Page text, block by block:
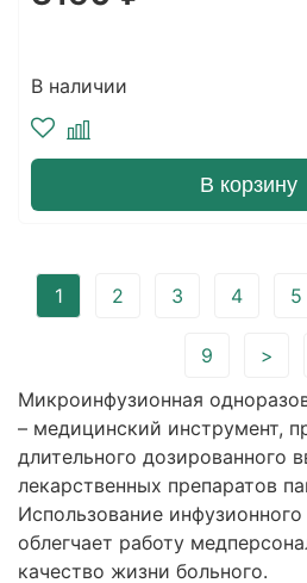
В наличии
В корзину
1 2 3 4 5
9 >
Микроинфузионная
– медицинский инструмент,
длительного дозированного
лекарственных препаратов
Использование
облегчает работу
качество жизни больного.